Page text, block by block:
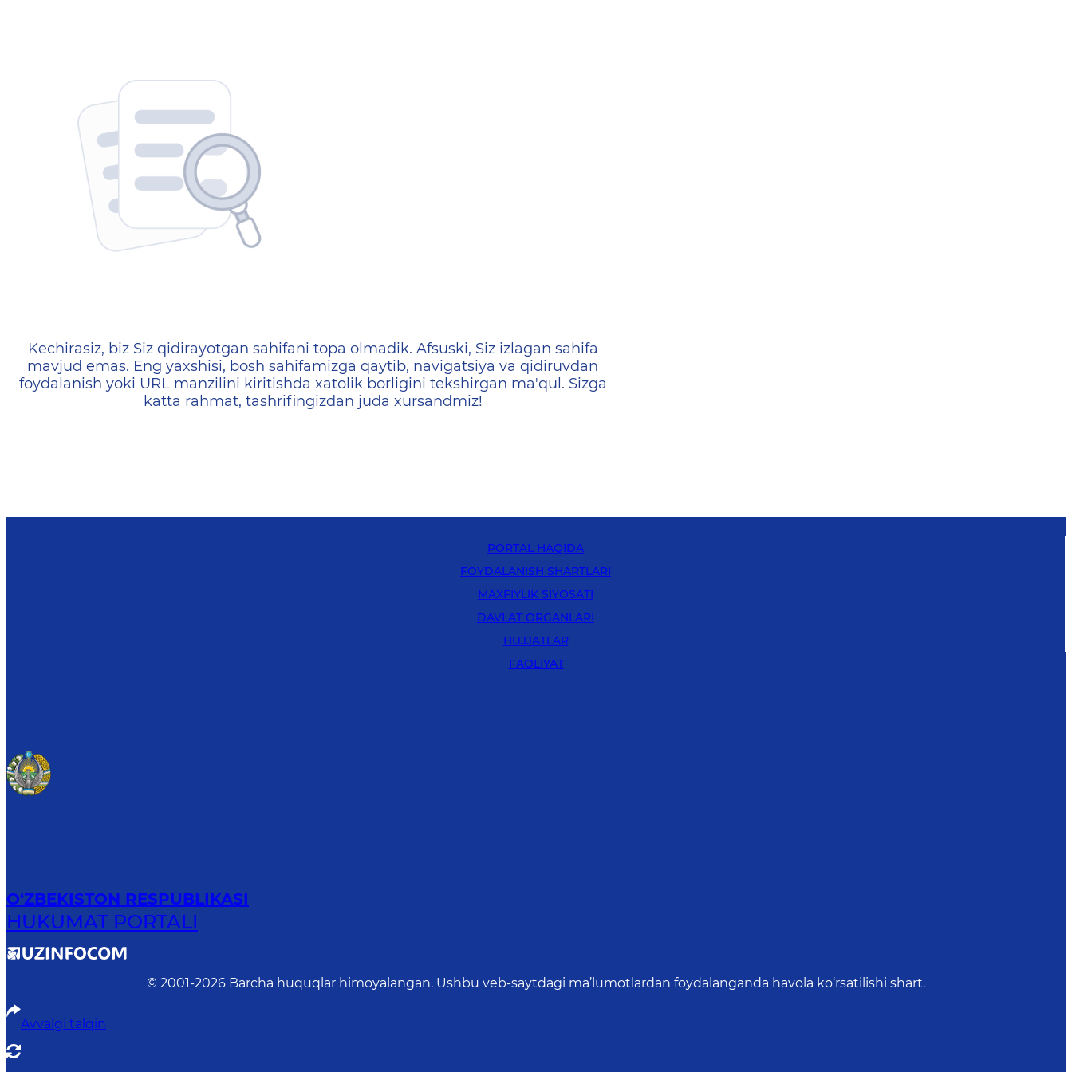
404 — Страница не найдена
Kechirasiz, biz Siz qidirayotgan sahifani topa olmadik. Afsuski, Siz izlagan sahifa
mavjud emas. Eng yaxshisi, bosh sahifamizga qaytib, navigatsiya va qidiruvdan
foydalanish yoki URL manzilini kiritishda xatolik borligini tekshirgan ma'qul. Sizga
katta rahmat, tashrifingizdan juda xursandmiz!
PORTAL HAQIDA
FOYDALANISH SHARTLARI
MAXFIYLIK SIYOSATI
DAVLAT ORGANLARI
HUJJATLAR
FAOLIYAT
O‘ZBEKISTON RESPUBLIKASI
HUKUMAT PORTALI
© 2001-2026 Barcha huquqlar himoyalangan. Ushbu veb-saytdagi ma’lumotlardan foydalanganda havola ko‘rsatilishi shart.
Avvalgi talqin